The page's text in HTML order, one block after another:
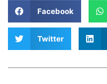
Facebook
Twitter